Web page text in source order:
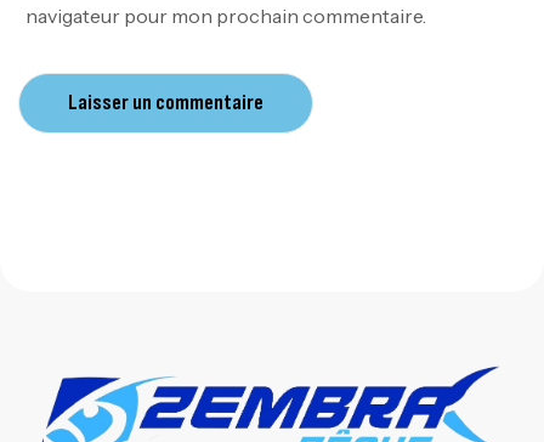
navigateur pour mon prochain commentaire.
Laisser un commentaire